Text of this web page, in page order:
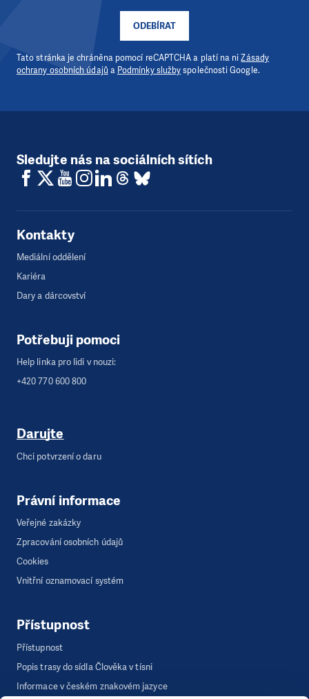
ODEBÍRAT
Tato stránka je chráněna pomocí reCAPTCHA a platí na niZásady
ochrany osobních údajů a Podmínky službyspolečnosti Google.
Sledujte nás na sociálních sítích
Kontakty
Mediální oddělení
Kariéra
Dary a dárcovství
Potřebuji pomoci
Help linka pro lidi v nouzi:
+420 770 600 800
Darujte
Chci potvrzení o daru
Právní informace
Veřejné zakázky
Zpracování osobních údajů
Cookies
Vnitřní oznamovací systém
Přístupnost
Přístupnost
Popis trasy do sídla Člověka v tísni
Informace v českém znakovém jazyce